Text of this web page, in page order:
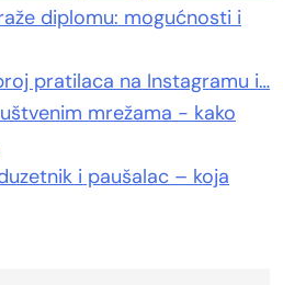
diplomu: mogućnosti i
pratilaca na Instagramu i…
mrežama - kako
i paušalac – koja